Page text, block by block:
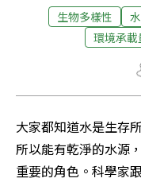
生物多樣性
環境承載
大家都知道水是生存
所以能有乾淨的水源
重要的角色。科學家